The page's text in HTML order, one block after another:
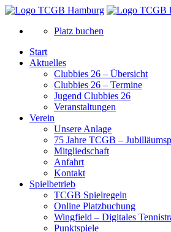
Platz buchen
Start
Aktuelles
Clubbies 26 – Übersicht
Clubbies 26 – Termine
Jugend Clubbies 26
Veranstaltungen
Verein
Unsere Anlage
75 Jahre TCGB –
Mitgliedschaft
Anfahrt
Kontakt
Spielbetrieb
TCGB Spielregeln
Online Platzbuchung
Wingfield – Digitales
Punktspiele